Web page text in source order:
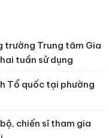
trường Trung tâm Gia
tuần sử dụng
Tổ quốc tại phường
chiến sĩ tham gia